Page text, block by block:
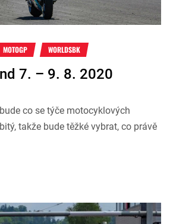
MOTOGP WORLDSBK
7. – 9. 8. 2020
co se týče motocyklových
takže bude těžké vybrat, co právě